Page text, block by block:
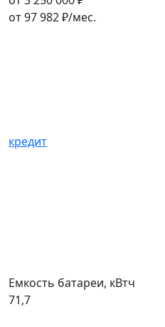
от97 982₽/мес.
кредит
Емкость батареи, кВтч
71,7